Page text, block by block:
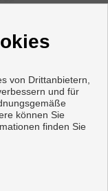
von Drittanbietern,
und für
können Sie
finden Sie